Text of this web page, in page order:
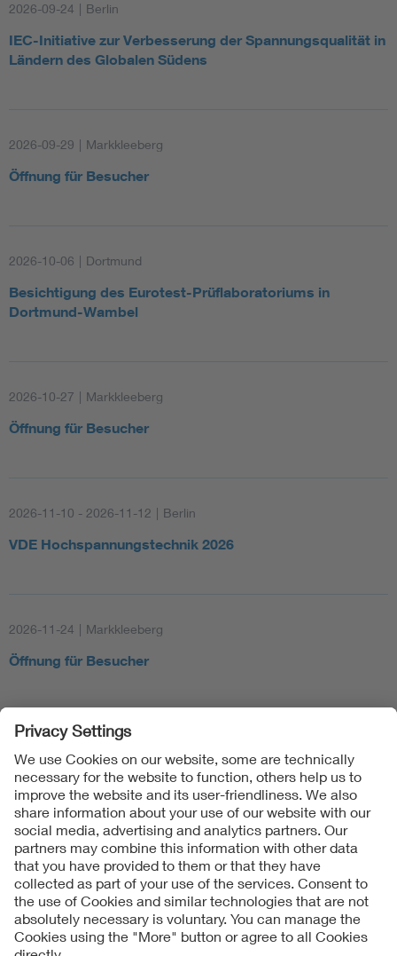
2026-09-24 | Berlin
IEC-Initiative zur Verbesserung der Spannungsqualität in
Ländern des Globalen Südens
2026-09-29 | Markkleeberg
Öffnung für Besucher
2026-10-06 | Dortmund
Besichtigung des Eurotest-Prüflaboratoriums in
Dortmund-Wambel
2026-10-27 | Markkleeberg
Öffnung für Besucher
2026-11-10 - 2026-11-12 | Berlin
VDE Hochspannungstechnik 2026
2026-11-24 | Markkleeberg
Öffnung für Besucher
Follow Us
Contact